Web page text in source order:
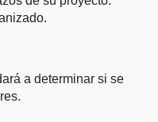
a determinar si se